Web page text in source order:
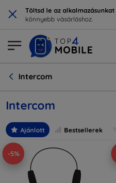
× Töltsd le az alkalmazásunkat
könnyebb vásárláshoz.
Intercom
Intercom
Ajánlott Bestsellerek
-5%